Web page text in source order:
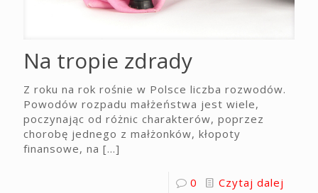
Na tropie zdrady
Z roku na rok rośnie w Polsce liczba rozwodów.
Powodów rozpadu małżeństwa jest wiele,
poczynając od różnic charakterów, poprzez
chorobę jednego z małżonków, kłopoty
finansowe, na […]
0 Czytaj dalej